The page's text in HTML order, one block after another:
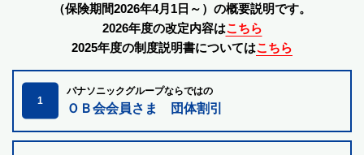
（保険期間2026年4月1日～）の概要説明です。
2026年度の改定内容はこちら
2025年度の制度説明書についてはこちら
1
パナソニックグループならではの
ＯＢ会会員さま 団体割引